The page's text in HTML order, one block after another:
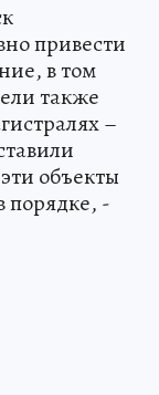
привести
в том
также
–
объекты
-